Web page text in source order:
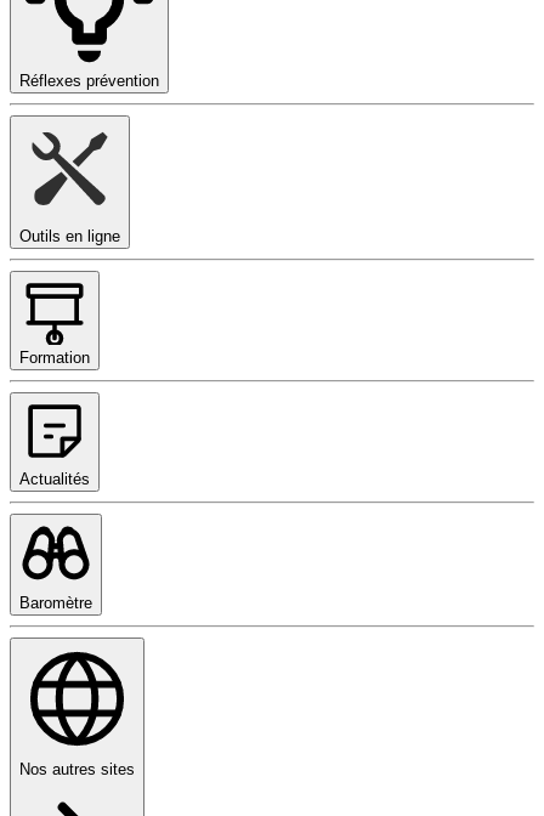
Réflexes prévention
Outils en ligne
Formation
Actualités
Baromètre
Nos autres sites